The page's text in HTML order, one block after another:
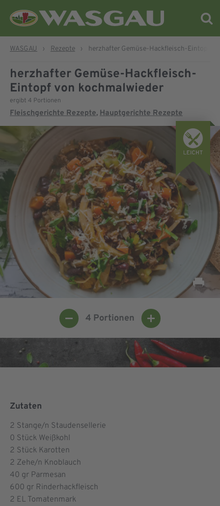
WASGAU › Rezepte › herzhafter Gemüse-Hackfleisch-Eintopf
herzhafter Gemüse-Hackfleisch-
Eintopf von kochmalwieder
ergibt 4 Portionen
Fleischgerichte Rezepte, Hauptgerichte Rezepte
4 Portionen
Zutaten
2 Stange/n Staudensellerie
0 Stück Weißkohl
2 Stück Karotten
2 Zehe/n Knoblauch
40 gr Parmesan
600 gr Rinderhackfleisch
2 EL Tomatenmark